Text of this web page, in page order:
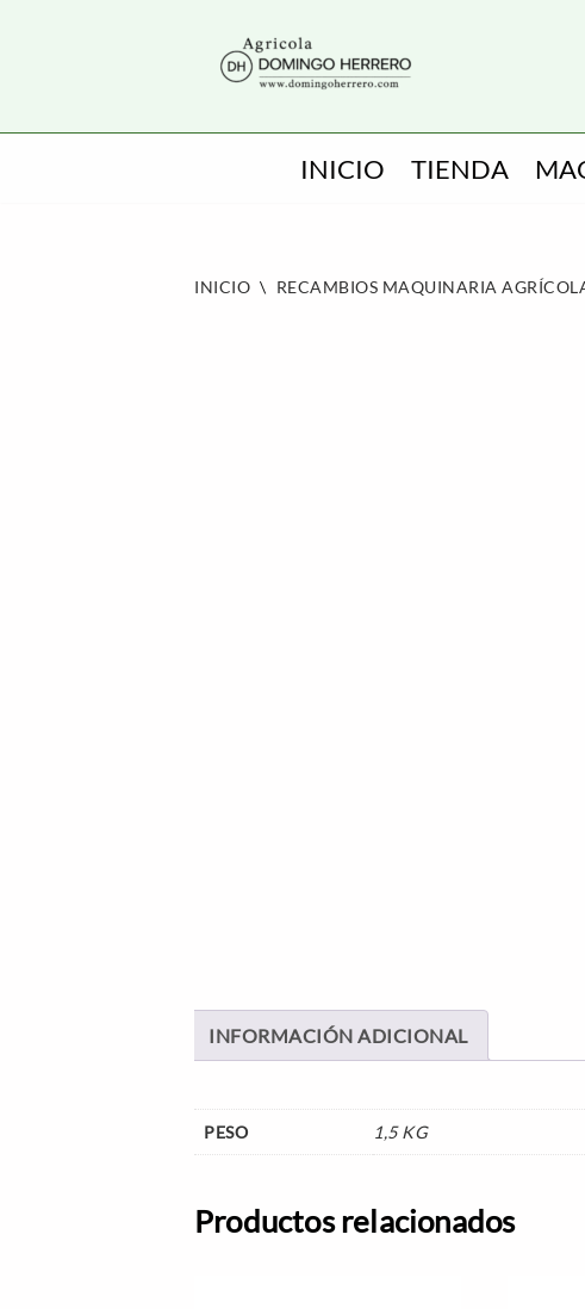
INICIO TIENDA
INICIO \ RECAMBIOS MAQUINARIA
INFORMACIÓN ADICIONAL
PESO 1,5 KG
Productos relacionados